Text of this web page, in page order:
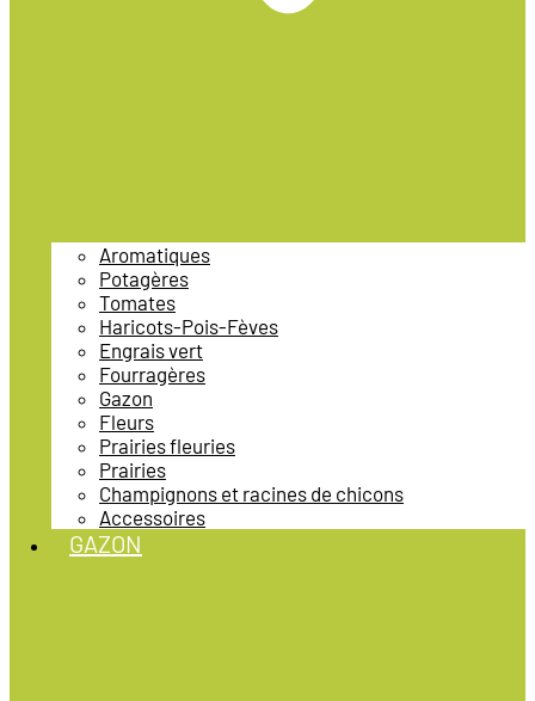
Aromatiques
Potagères
Tomates
Haricots-Pois-Fèves
Engrais vert
Fourragères
Gazon
Fleurs
Prairies fleuries
Prairies
Champignons et racines de chicons
Accessoires
GAZON